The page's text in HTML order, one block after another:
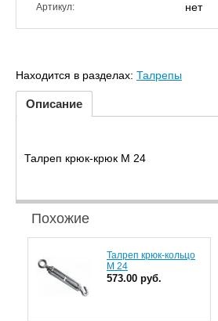
Артикул: нет
Находится в разделах: Талрепы
Описание
Талреп крюк-крюк М 24
Похожие
Талреп крюк-кольцо
М 24
573.00 руб.